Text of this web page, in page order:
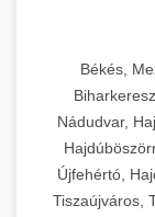
Békés,
Nádudvar,
Újfehértó,
Tiszaújváros,